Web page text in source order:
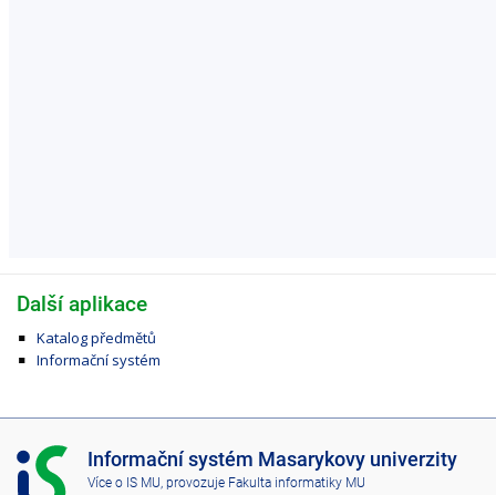
Další aplikace
Katalog předmětů
Informační systém
I
S
Informační systém Masarykovy univerzity
Více o IS MU , provozuje Fakulta informatiky MU